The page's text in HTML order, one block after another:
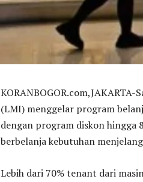
(LMI) menggelar program
dengan program diskon hingga
berbelanja kebutuhan
Lebih dari 70% tenant dari